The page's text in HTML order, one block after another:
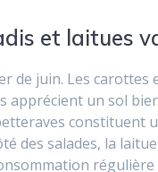
et laitues
de juin. Les carottes
apprécient un sol
constituent
des salades, la